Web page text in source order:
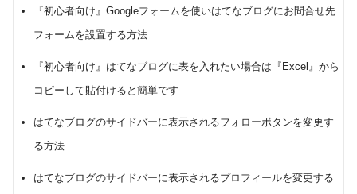
『初心者向け』Googleフォームを使いはてなブログにお問合せ先
フォームを設置する方法
『初心者向け』はてなブログに表を入れたい場合は『Excel』から
コピーして貼付けると簡単です
はてなブログのサイドバーに表示されるフォローボタンを変更す
る方法
はてなブログのサイドバーに表示されるプロフィールを変更する